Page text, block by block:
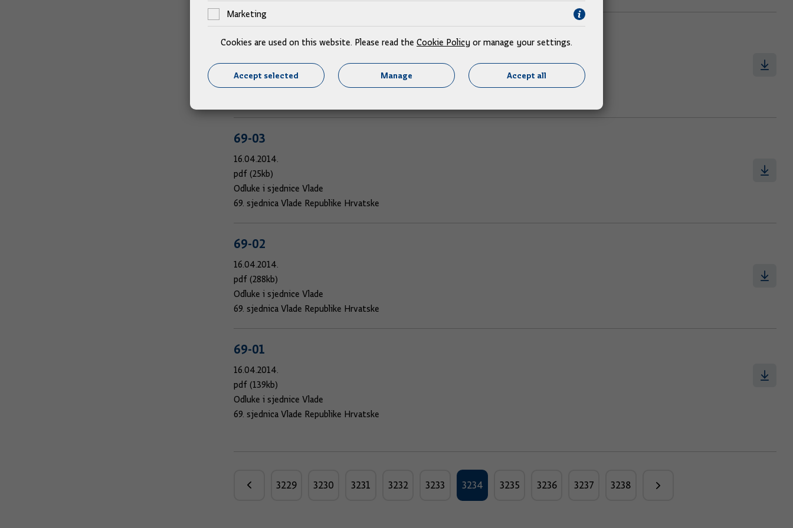
Odluke i sjednice Vlade
69-03
16.04.2014.
pdf (25kb)
Odluke i sjednice Vlade
69. sjednica Vlade Republike Hrvatske
69-02
16.04.2014.
pdf (288kb)
Odluke i sjednice Vlade
69. sjednica Vlade Republike Hrvatske
69-01
16.04.2014.
pdf (139kb)
Odluke i sjednice Vlade
69. sjednica Vlade Republike Hrvatske
3229 3230 3231 3232 3233 3234 3235 3236 3237 3238
Marketing
Cookies are used on this website. Please read the Cookie Policy or manage your settings.
Accept selected Manage Accept all